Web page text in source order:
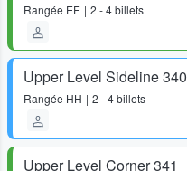
Rangée EE 2 - 4 billets
Upper Level Sideline 340
Rangée HH 2 - 4 billets
Upper Level Corner 341